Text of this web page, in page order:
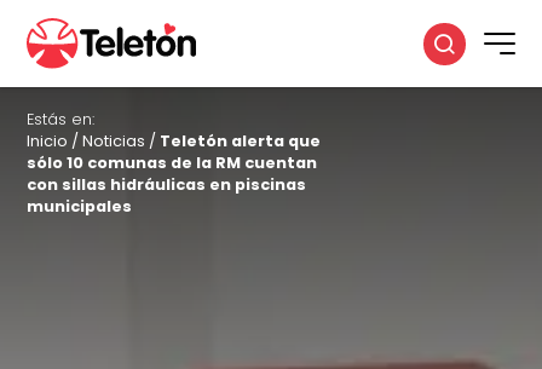
Estás en:
Inicio /Noticias / Teletón alerta que
sólo 10 comunas de la RM cuentan
con sillas hidráulicas en piscinas
municipales